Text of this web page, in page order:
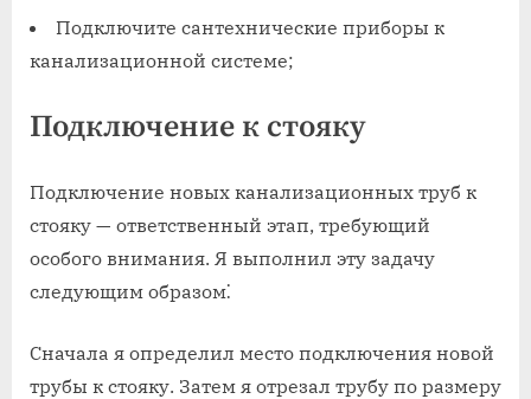
Подключите сантехнические приборы к
канализационной системе;
Подключение к стояку
Подключение новых канализационных труб к
стояку — ответственный этап‚ требующий
особого внимания. Я выполнил эту задачу
следующим образом⁚
Сначала я определил место подключения новой
трубы к стояку. Затем я отрезал трубу по размеру